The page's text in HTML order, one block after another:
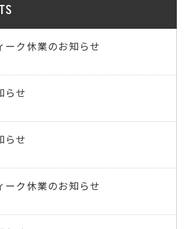
ーク休業のお知らせ
らせ
らせ
ーク休業のお知らせ